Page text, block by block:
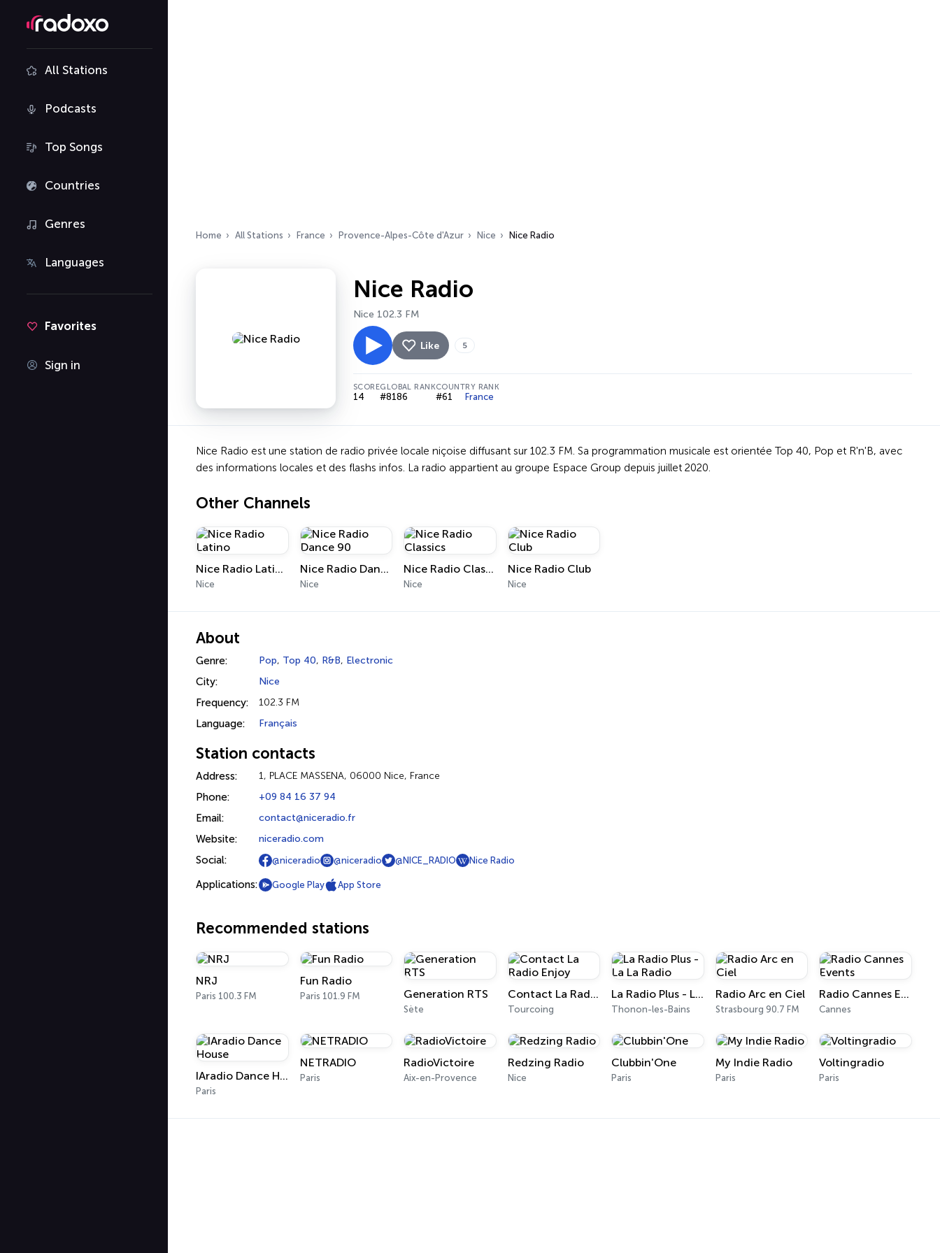
All Stations
Podcasts
Top Songs
Countries
Genres
Languages
Favorites
Sign in
Home All Stations France Provence-Alpes-Côte d'Azur Nice Nice Radio
Nice Radio
Nice 102.3 FM
Like 5
SCORE
14
GLOBAL RANK
#8186
COUNTRY RANK
#61 France
Nice Radio est une station de radio privée locale niçoise diffusant sur 102.3 FM. Sa programmation musicale est orientée Top 40, Pop et R'n'B, avec
des informations locales et des flashs infos. La radio appartient au groupe Espace Group depuis juillet 2020.
Other Channels
Nice Radio Latino
Nice
Nice Radio Dance 90
Nice
Nice Radio Classics
Nice
Nice Radio Club
Nice
About
Genre: Pop, Top 40, R&B, Electronic
City: Nice
Frequency: 102.3 FM
Language: Français
Station contacts
Address: 1, PLACE MASSENA, 06000 Nice, France
Phone: +09 84 16 37 94
Email: contact@niceradio.fr
Website: niceradio.com
Social: @niceradio @niceradio @NICE_RADIO Nice Radio
Applications: Google Play App Store
Recommended stations
NRJ
Paris 100.3 FM
Fun Radio
Paris 101.9 FM Generation RTS
Sète
Contact La Radio Enjoy
Tourcoing
La Radio Plus - La La Radio
Thonon-les-Bains
Radio Arc en Ciel
Strasbourg 90.7 FM
Radio Cannes Events
Cannes
IAradio Dance House
Paris
NETRADIO
Paris
RadioVictoire
Aix-en-Provence
Redzing Radio
Nice
Clubbin'One
Paris
My Indie Radio
Paris
Voltingradio
Paris